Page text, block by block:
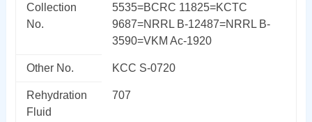
Collection
No.
5535=BCRC 11825=KCTC
9687=NRRL B-12487=NRRL B-
3590=VKM Ac-1920
Other No. KCC S-0720
Rehydration
Fluid
707